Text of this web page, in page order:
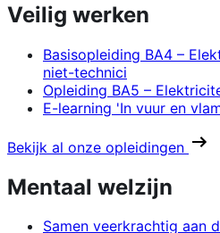
Veilig werken
Basisopleiding BA4 –
niet-technici
Opleiding BA5 –
E-learning 'In vuur en
Bekijk al onze opleidingen
Mentaal welzijn
Samen veerkrachtig aan